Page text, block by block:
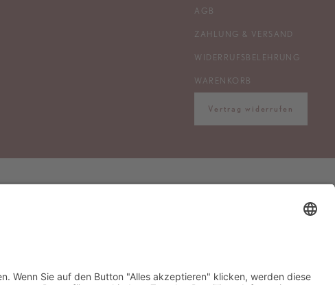
AGB
ZAHLUNG & VERSAND
WIDERRUFSBELEHRUNG
WARENKORB
Vertrag widerrufen